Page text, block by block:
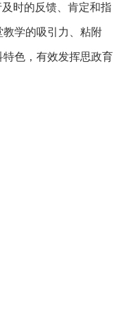
时的反馈、肯定和指
学的吸引力、粘附
色，有效发挥思政育